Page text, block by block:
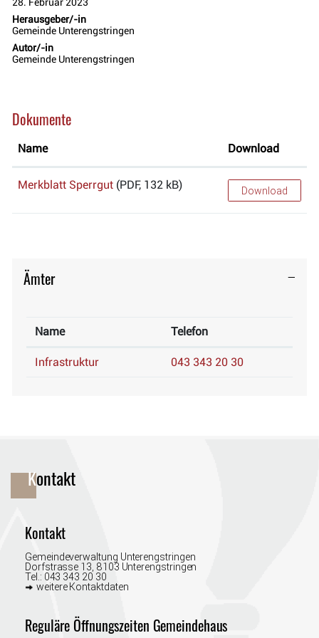
Herausgeber/-in
Gemeinde Unterengstringen
Autor/-in
Gemeinde Unterengstringen
Dokumente
Name Download
Merkblatt Sperrgut (PDF, 132 kB) Download
Ämter
Name Telefon
Infrastruktur 043 343 20 30
Kontakt
Kontakt
Gemeindeverwaltung Unterengstringen
Dorfstrasse 13, 8103 Unterengstringen
Tel.: 043 343 20 30
weitere Kontaktdaten
Reguläre Öffnungszeiten Gemeindehaus